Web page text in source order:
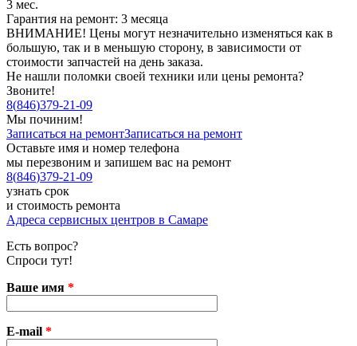
3 мес.
Гарантия на ремонт: 3 месяца
ВНИМАНИЕ! Цены могут незначительно изменяться как в
большую, так и в меньшую сторону, в зависимости от
стоимости запчастей на день заказа.
Не нашли поломки своей техники или цены ремонта?
Звоните!
8(846)379-21-09
Мы починим!
Записаться на ремонтЗаписаться на ремонт
Оставьте имя и номер телефона
мы перезвоним и запишем вас на ремонт
8(846)379-21-09
узнать срок
и стоимость ремонта
Адреса сервисных центров в Самаре
Есть вопрос?
Спроси тут!
Ваше имя *
E-mail *